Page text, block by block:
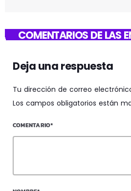
COMENTARIOS DE LAS
Deja una respuesta
Tu dirección de correo
Los campos obligatorios están
COMENTARIO*